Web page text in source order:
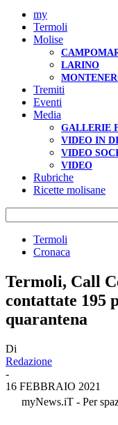
my
Termoli
Molise
LARINO
Tremiti
Eventi
Media
GALLERIE
VIDEO IN
VIDEO
VIDEO
Rubriche
Ricette molisane
Termoli
Cronaca
Termoli, Call
contattate 195
quarantena
Di
Redazione
-
16 FEBBRAIO 2021
myNews.iT - Per